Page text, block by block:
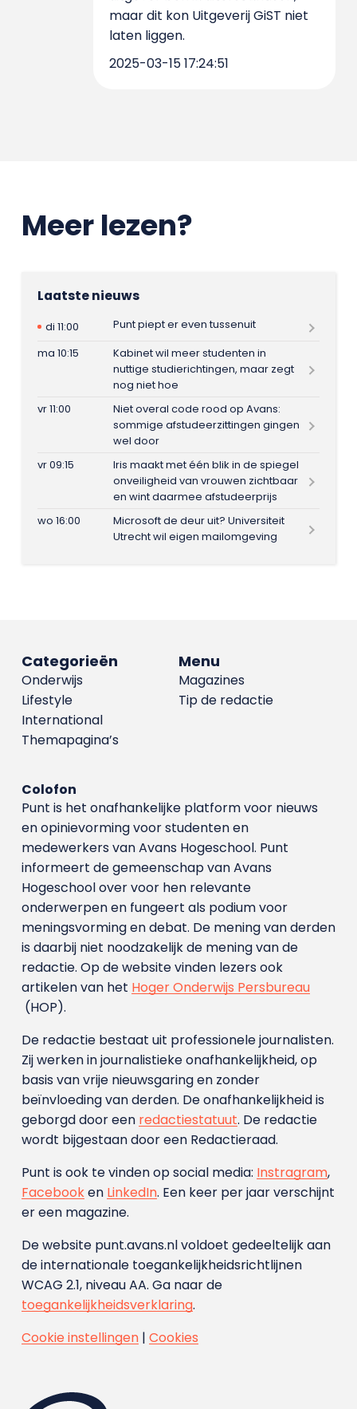
maar dit kon Uitgeverij GiST niet
laten liggen.
2025-03-15 17:24:51
Meer lezen?
Laatste nieuws
di 11:00
Punt piept er even tussenuit
ma 10:15
Kabinet wil meer studenten in
nuttige studierichtingen, maar zegt
nog niet hoe
vr 11:00
Niet overal code rood op Avans:
sommige afstudeerzittingen gingen
wel door
vr 09:15
Iris maakt met één blik in de spiegel
onveiligheid van vrouwen zichtbaar
en wint daarmee afstudeerprijs
wo 16:00
Microsoft de deur uit? Universiteit
Utrecht wil eigen mailomgeving
Menu
Magazines
Tip de redactie
Categorieën
Onderwijs
Lifestyle
International
Themapagina’s
Colofon
Punt is het onafhankelijke platform voor nieuws
en opinievorming voor studenten en
medewerkers van Avans Hoge­school. Punt
informeert de gemeenschap van Avans
Hogeschool over voor hen relevante
onderwerpen en fungeert als podium voor
meningsvorming en debat. De mening van derden
is daarbij niet noodzakelijk de mening van de
redactie. Op de website vinden lezers ook
artikelen van het Hoger Onderwijs Persbureau
(HOP).
De redactie bestaat uit professionele journalisten.
Zij werken in journalistieke onafhankelijkheid, op
basis van vrije nieuwsgaring en zonder
beïnvloeding van derden. De onafhankelijkheid is
geborgd door een redactiestatuut. De redactie
wordt bijgestaan door een Redactieraad.
Punt is ook te vinden op social media: Instragram,
Facebooken LinkedIn. Een keer per jaar verschijnt
er een magazine.
De website punt.avans.nl voldoet gedeeltelijk aan
de internationale toegankelijkheidsrichtlijnen
WCAG 2.1, niveau AA. Ga naar de
toegankelijkheidsverklaring.
Cookie instellingen| Cookies